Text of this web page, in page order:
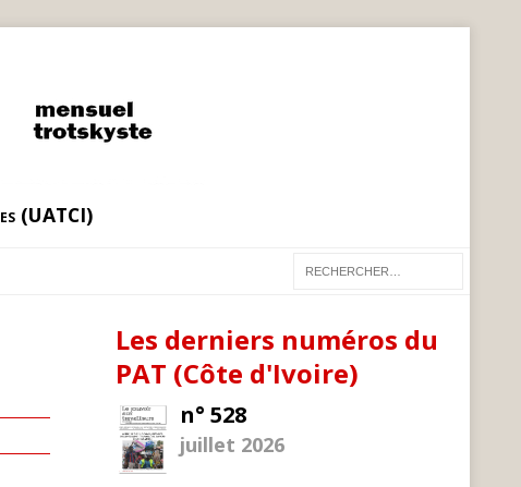
(UATCI)
Les derniers numéros du
PAT (Côte d'Ivoire)
n° 528
juillet 2026